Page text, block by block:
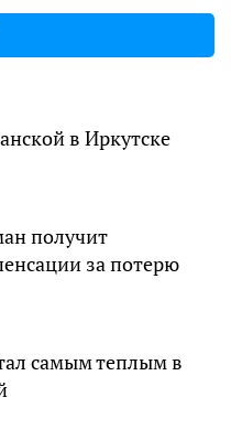
в Иркутске
получит
за потерю
самым теплым в